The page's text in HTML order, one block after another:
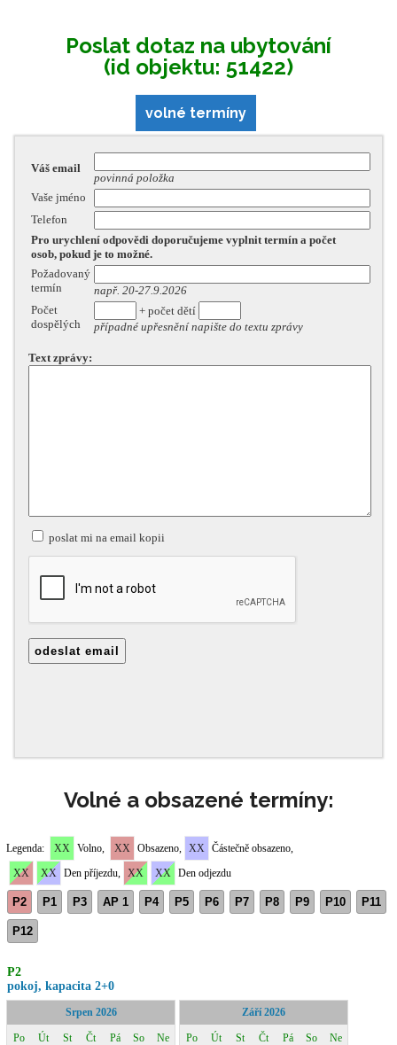
Poslat dotaz na ubytování
(id objektu: 51422)
volné termíny
Volné a obsazené termíny: